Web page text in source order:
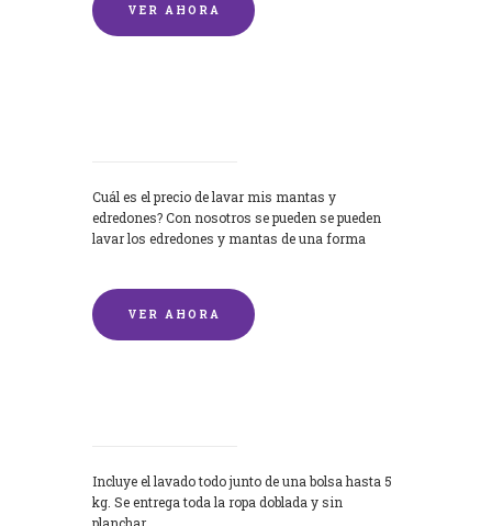
VER AHORA
Cuál es el precio de lavar mis mantas y
edredones? Con nosotros se pueden se pueden
lavar los edredones y mantas de una forma
VER AHORA
Incluye el lavado todo junto de una bolsa hasta 5
kg. Se entrega toda la ropa doblada y sin
planchar.